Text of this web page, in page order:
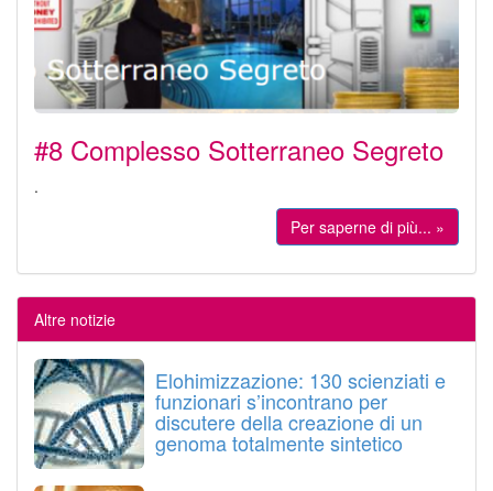
#8 Complesso Sotterraneo Segreto
.
Per saperne di più... »
Altre notizie
Elohimizzazione: 130 scienziati e
funzionari s’incontrano per
discutere della creazione di un
genoma totalmente sintetico